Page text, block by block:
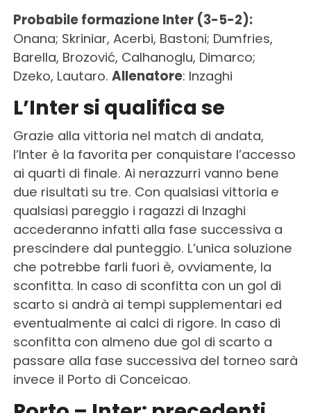
Probabile formazione Inter (3-5-2):
Onana; Skriniar, Acerbi, Bastoni; Dumfries,
Barella, Brozović, Calhanoglu, Dimarco;
Dzeko, Lautaro. Allenatore: Inzaghi
L’Inter si qualifica se
Grazie alla vittoria nel match di andata,
l’Inter è la favorita per conquistare l’accesso
ai quarti di finale. Ai nerazzurri vanno bene
due risultati su tre. Con qualsiasi vittoria e
qualsiasi pareggio i ragazzi di Inzaghi
accederanno infatti alla fase successiva a
prescindere dal punteggio. L’unica soluzione
che potrebbe farli fuori è, ovviamente, la
sconfitta. In caso di sconfitta con un gol di
scarto si andrà ai tempi supplementari ed
eventualmente ai calci di rigore. In caso di
sconfitta con almeno due gol di scarto a
passare alla fase successiva del torneo sarà
invece il Porto di Conceicao.